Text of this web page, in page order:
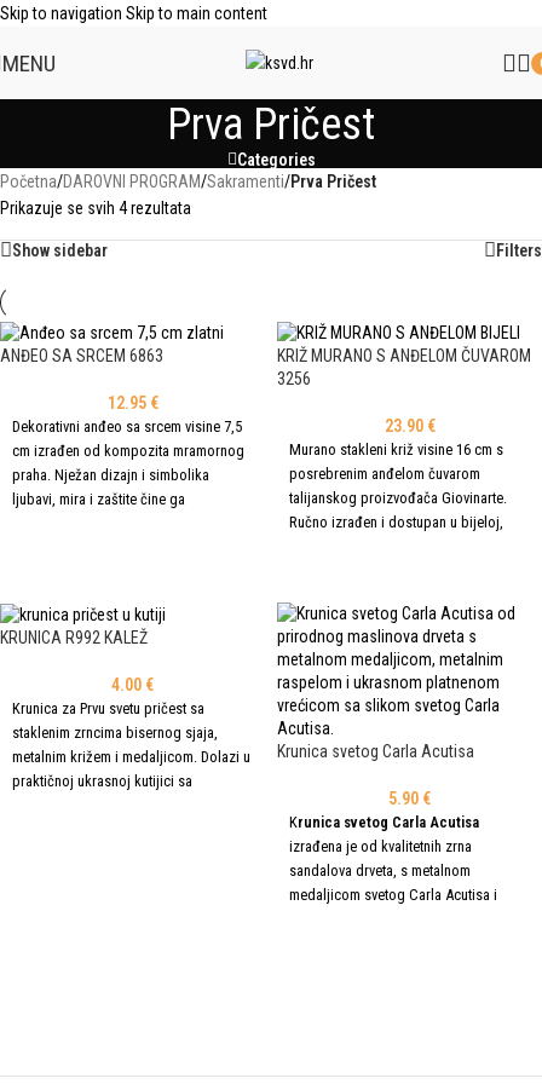
Skip to navigation Skip to main content
MENU
Prva Pričest
Categories
Početna/DAROVNI PROGRAM/Sakramenti/Prva Pričest
Prikazuje se svih 4 rezultata
Show sidebar Filters
ANĐEO SA SRCEM 6863
12.95 €
Dekorativni anđeo sa srcem visine 7,5
cm izrađen od kompozita mramornog
praha. Nježan dizajn i simbolika
ljubavi, mira i zaštite čine ga
KRIŽ MURANO S ANĐELOM ČUVAROM
3256
23.90 €
Murano stakleni križ visine 16 cm s
posrebrenim anđelom čuvarom
talijanskog proizvođača Giovinarte.
Ručno izrađen i dostupan u bijeloj,
KRUNICA R992 KALEŽ
4.00 €
Krunica za Prvu svetu pričest sa
staklenim zrncima bisernog sjaja,
metalnim križem i medaljicom. Dolazi u
praktičnoj ukrasnoj kutijici sa
Krunica svetog Carla Acutisa
5.90 €
Krunica svetog Carla Acutisa
izrađena je od kvalitetnih zrna
sandalova drveta, s metalnom
medaljicom svetog Carla Acutisa i